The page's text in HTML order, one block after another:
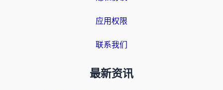
应用权限
联系我们
最新资讯